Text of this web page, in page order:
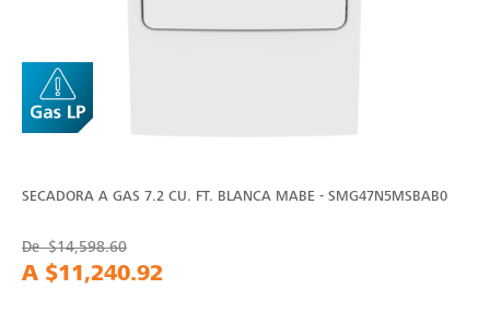
SECADORA A GAS 7.2 CU. FT. BLANCA MABE - SMG47N5MSBAB0
De$14,598.60
A $11,240.92